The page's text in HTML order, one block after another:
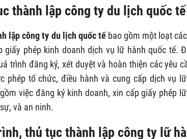
thành lập công ty du lịch quốc
lập công ty du lịch quốc tếbao gồm một loạt
giấy phép kinh doanh dịch vụ lữ hành quốc tế.
trình đăng ký, xét duyệt và hoàn thiện các yêu
phép tổ chức, điều hành và cung cấp dịch vụ
việc đăng ký kinh doanh, xin cấp giấy phép
và an ninh.
thủ tục thành lập công ty lữ